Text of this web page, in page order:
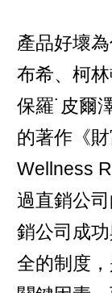
產品好壞
布希、柯
保羅˙皮爾
的著作《
Wellness
過直銷公
銷公司成
全的制度